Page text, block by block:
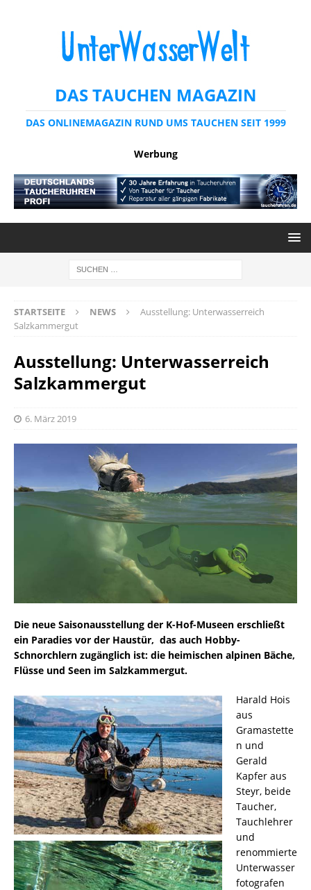
DAS TAUCHEN MAGAZIN
DAS ONLINEMAGAZIN RUND UMS TAUCHEN SEIT 1999
Werbung
STARTSEITE NEWS
Ausstellung: Unterwasserreich
Salzkammergut
Ausstellung: Unterwasserreich
Salzkammergut
6. März 2019
Die neue Saisonausstellung der K-Hof-Museen erschließt
ein Paradies vor der Haustür, das auch Hobby-
Schnorchlern zugänglich ist: die heimischen alpinen Bäche,
Flüsse und Seen im Salzkammergut.
Harald Hois
aus
Gramastette
n und
Gerald
Kapfer aus
Steyr, beide
Taucher,
Tauchlehrer
und
renommierte
Unterwasser
fotografen